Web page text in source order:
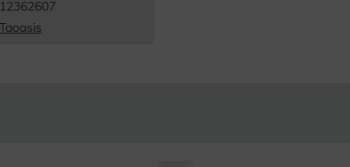
12362607
Taoasis